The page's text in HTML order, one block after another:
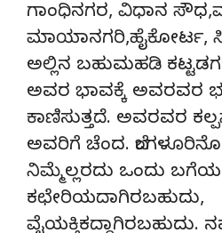
ಗಾಂಧಿನಗರ, ವಿಧಾನ
ಮಾಯಾನಗರಿ,ಹೈಕೋರ್ಟ,
ಅಲ್ಲಿನ ಬಹುಮಹಡಿ
ಅವರ ಭಾವಕ್ಕೆ ಅವರವರ
ಕಾಣಿಸುತ್ತದೆ. ಅವರವರ
ಅವರಿಗೆ ಚೆಂದ.
ನಿಮ್ಮೆಲ್ಲರದು ಒಂದು
ಕಛೇರಿಯದಾಗಿರಬಹುದು,
ವೈಯಕ್ತಿಕದ್ದಾಗಿರಬಹುದು.